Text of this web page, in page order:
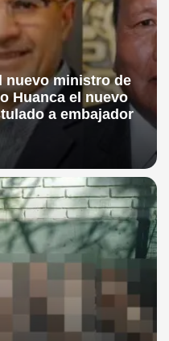
nuevo ministro de
Huanca el nuevo
a embajador